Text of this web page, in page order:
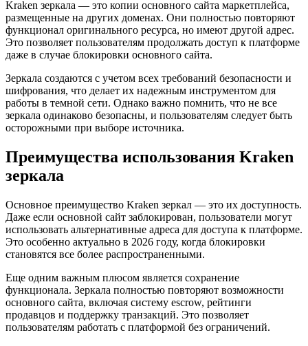
Kraken зеркала — это копии основного сайта маркетплейса,
размещенные на других доменах. Они полностью повторяют
функционал оригинального ресурса, но имеют другой адрес.
Это позволяет пользователям продолжать доступ к платформе
даже в случае блокировки основного сайта.
Зеркала создаются с учетом всех требований безопасности и
шифрования, что делает их надежным инструментом для
работы в темной сети. Однако важно помнить, что не все
зеркала одинаково безопасны, и пользователям следует быть
осторожными при выборе источника.
Преимущества использования Kraken
зеркала
Основное преимущество Kraken зеркал — это их доступность.
Даже если основной сайт заблокирован, пользователи могут
использовать альтернативные адреса для доступа к платформе.
Это особенно актуально в 2026 году, когда блокировки
становятся все более распространенными.
Еще одним важным плюсом является сохранение
функционала. Зеркала полностью повторяют возможности
основного сайта, включая систему escrow, рейтинги
продавцов и поддержку транзакций. Это позволяет
пользователям работать с платформой без ограничений.